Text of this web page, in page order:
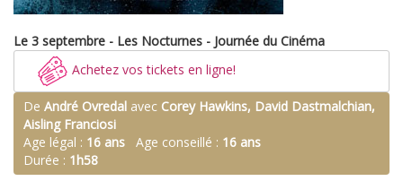
Le 3 septembre - Les Nocturnes - Journée du Cinéma
Achetez vos tickets en ligne!
De André Ovredal avec Corey Hawkins, David Dastmalchian,
Aisling Franciosi
Age légal : 16 ans Age conseillé : 16 ans
Durée : 1h58